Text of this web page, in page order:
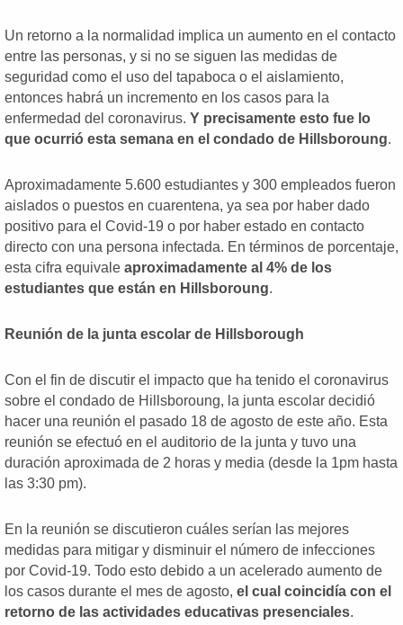
Un retorno a la normalidad implica un aumento en el contacto
entre las personas, y si no se siguen las medidas de
seguridad como el uso del tapaboca o el aislamiento,
entonces habrá un incremento en los casos para la
enfermedad del coronavirus. Y precisamente esto fue lo
que ocurrió esta semana en el condado de Hillsboroung.
Aproximadamente 5.600 estudiantes y 300 empleados fueron
aislados o puestos en cuarentena, ya sea por haber dado
positivo para el Covid-19 o por haber estado en contacto
directo con una persona infectada. En términos de porcentaje,
esta cifra equivale aproximadamente al 4% de los
estudiantes que están en Hillsboroung.
Reunión de la junta escolar de Hillsborough
Con el fin de discutir el impacto que ha tenido el coronavirus
sobre el condado de Hillsboroung, la junta escolar decidió
hacer una reunión el pasado 18 de agosto de este año. Esta
reunión se efectuó en el auditorio de la junta y tuvo una
duración aproximada de 2 horas y media (desde la 1pm hasta
las 3:30 pm).
En la reunión se discutieron cuáles serían las mejores
medidas para mitigar y disminuir el número de infecciones
por Covid-19. Todo esto debido a un acelerado aumento de
los casos durante el mes de agosto, el cual coincidía con el
retorno de las actividades educativas presenciales.